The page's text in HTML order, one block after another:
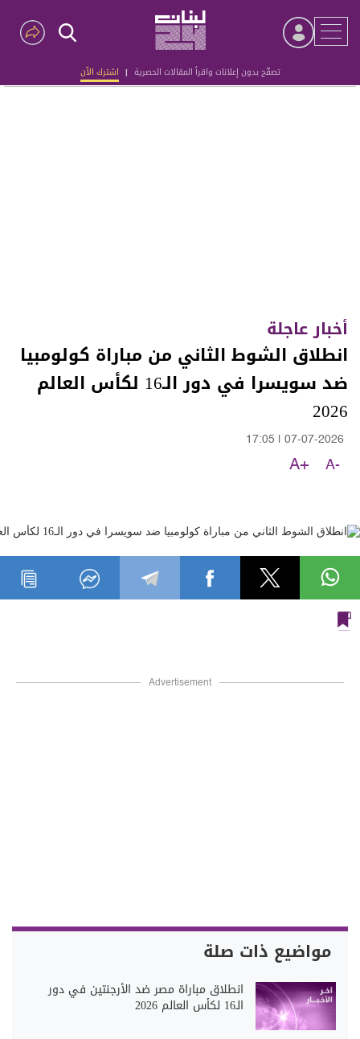
تصفّح بدون إعلانات واقرأ المقالات الحصرية | اشترك الآن
Advertisement
أخبار عاجلة
انطلاق الشوط الثاني من مباراة كولومبيا
ضد سويسرا في دور الـ16 لكأس العالم
2026
07-07-2026
17:05
A-
A+
Advertisement
مواضيع ذات صلة
انطلاق مباراة مصر ضد الأرجنتين في دور
الـ16 لكأس العالم 2026